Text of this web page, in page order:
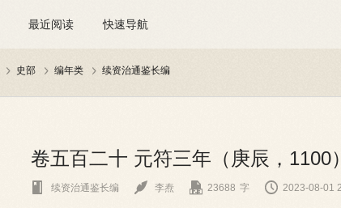
最近阅读 快速导航
 史部  编年类  续资治通鉴长编
卷五百二十 元符三年（庚辰，1100）
 续资治通鉴长编  李焘  23688 字  2023-08-01